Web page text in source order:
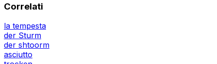
Correlati
la tempesta
der Sturm
der shtoorm
asciutto